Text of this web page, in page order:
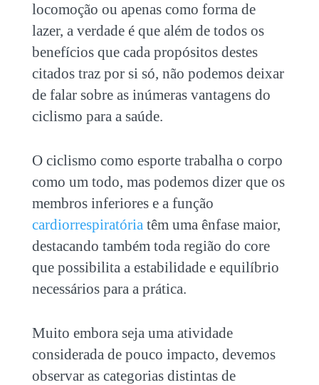
locomoção ou apenas como forma de
lazer, a verdade é que além de todos os
benefícios que cada propósitos destes
citados traz por si só, não podemos deixar
de falar sobre as inúmeras vantagens do
ciclismo para a saúde.
O ciclismo como esporte trabalha o corpo
como um todo, mas podemos dizer que os
membros inferiores e a função
cardiorrespiratóriatêm uma ênfase maior,
destacando também toda região do core
que possibilita a estabilidade e equilíbrio
necessários para a prática.
Muito embora seja uma atividade
considerada de pouco impacto, devemos
observar as categorias distintas de